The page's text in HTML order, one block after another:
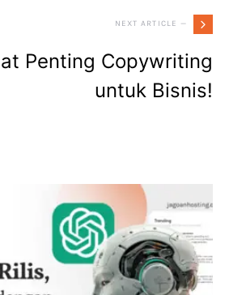
NEXT ARTICLE —
Penting Copywriting
untuk Bisnis!